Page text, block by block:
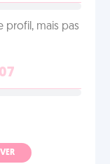
profil, mais pas